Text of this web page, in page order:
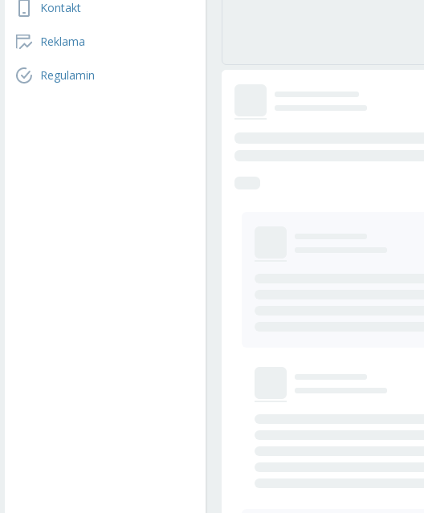
Kontakt
Reklama
Regulamin